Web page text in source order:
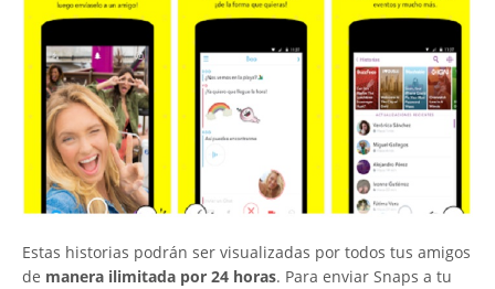
Estas historias podrán ser visualizadas por todos tus amigos
de manera ilimitada por 24 horas. Para enviar Snaps a tu